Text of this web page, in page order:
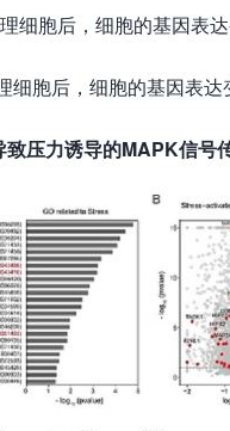
细胞后，细胞的基因表
细胞后，细胞的基因表达
致压力诱导的MAPK信号